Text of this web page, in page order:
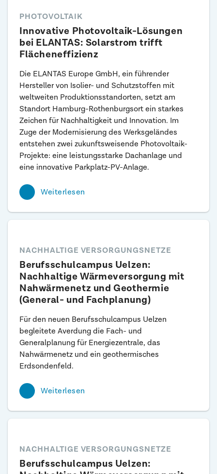
PHOTOVOLTAIK
Innovative Photovoltaik-Lösungen
bei ELANTAS: Solarstrom trifft
Flächeneffizienz
Die ELANTAS Europe GmbH, ein führender
Hersteller von Isolier- und Schutzstoffen mit
weltweiten Produktionsstandorten, setzt am
Standort Hamburg-Rothenburgsort ein starkes
Zeichen für Nachhaltigkeit und Innovation. Im
Zuge der Modernisierung des Werksgeländes
entstehen zwei zukunftsweisende Photovoltaik-
Projekte: eine leistungsstarke Dachanlage und
eine innovative Parkplatz-PV-Anlage.
Weiterlesen
NACHHALTIGE VERSORGUNGSNETZE
Berufsschulcampus Uelzen:
Nachhaltige Wärme­versorgung mit
Nah­wärmenetz und Geothermie
(General- und Fachplanung)
Für den neuen Berufsschulcampus Uelzen
begleitete Averdung die Fach- und
Generalplanung für Energiezentrale, das
Nahwärmenetz und ein geothermisches
Erdsondenfeld.
Weiterlesen
NACHHALTIGE VERSORGUNGSNETZE
Berufsschul­campus Uelzen: